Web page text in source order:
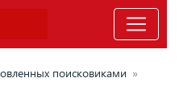
поисковиками »